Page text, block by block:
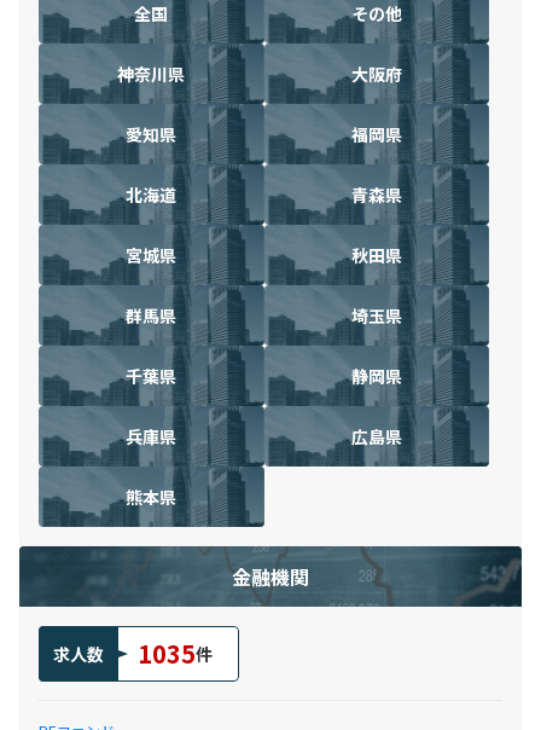
全国 その他
神奈川県 大阪府
愛知県 福岡県
北海道 青森県
宮城県 秋田県
群馬県 埼玉県
千葉県 静岡県
兵庫県 広島県
熊本県
金融機関
求人数 1035件